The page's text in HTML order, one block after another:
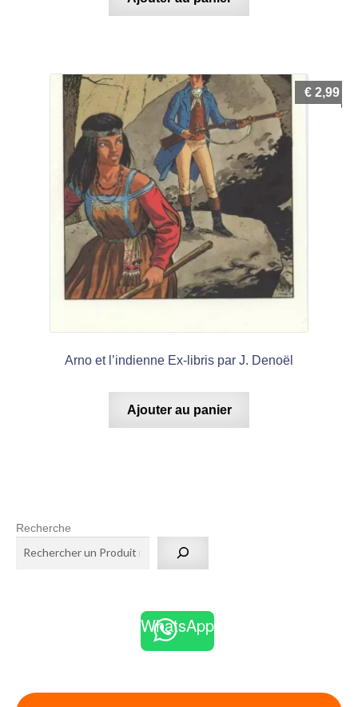
Arno et l’indienne Ex-libris par J. Denoël
€ 2,99
Ajouter au panier
Recherche
WhatsApp